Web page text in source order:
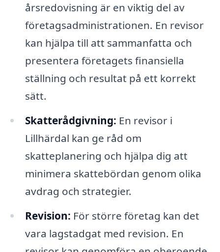
årsredovisning är en viktig del av
företagsadministrationen. En revisor
kan hjälpa till att sammanfatta och
presentera företagets finansiella
ställning och resultat på ett korrekt
sätt.
Skatterådgivning: En revisor i
Lillhärdal kan ge råd om
skatteplanering och hjälpa dig att
minimera skattebördan genom olika
avdrag och strategier.
Revision: För större företag kan det
vara lagstadgat med revision. En